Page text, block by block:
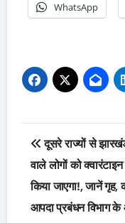
WhatsApp
Post
दूसरे राज्यों से
वाले लोगों को क्वारंटाइन
किया जाएगा!, जानें गृह,
आपदा प्रबंधन विभाग